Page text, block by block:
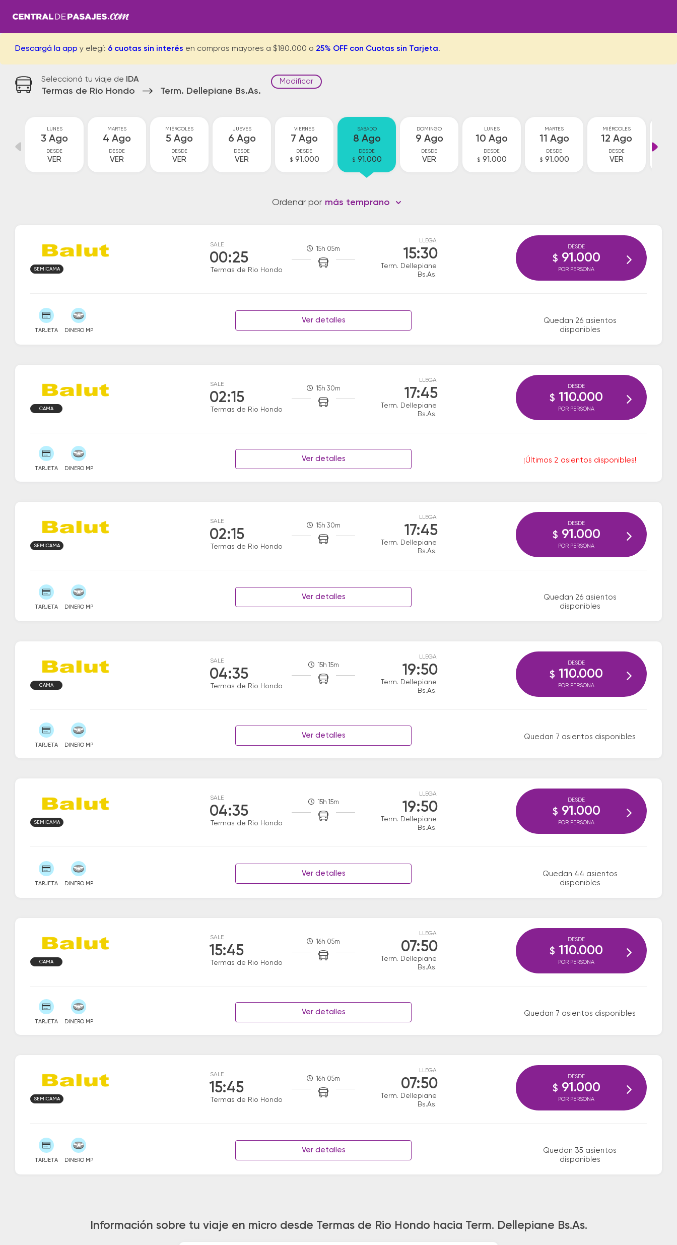
Descargá la app y elegí: 6 cuotas sin interés en compras mayores a $180.000 o 25% OFF con Cuotas sin Tarjeta.
Seleccioná tu viaje de IDA
Termas de Rio Hondo Term. Dellepiane Bs.As.
Modificar
LUNES
3 Ago
DESDE
VER
MARTES
4 Ago
DESDE
VER
MIÉRCOLES
5 Ago
DESDE
VER
JUEVES
6 Ago
DESDE
VER
VIERNES
7 Ago
DESDE
$ 91.000
SABADO
8 Ago
DESDE
$ 91.000
DOMINGO
9 Ago
DESDE
VER
LUNES
10 Ago
DESDE
$ 91.000
MARTES
11 Ago
DESDE
$ 91.000
MIÉRCOLES
12 Ago
DESDE
VER
Ordenar por más temprano
SALE
00:25
Termas de Rio Hondo
15h 05m
LLEGA
15:30
Term. Dellepiane
Bs.As.
SEMICAMA
TARJETA DINERO MP
Ver detalles
Quedan 26 asientos
disponibles
DESDE
$ 91.000
POR PERSONA
SALE
02:15
Termas de Rio Hondo
15h 30m
LLEGA
17:45
Term. Dellepiane
Bs.As.
CAMA
TARJETA DINERO MP
Ver detalles ¡Últimos 2 asientos disponibles!
DESDE
$ 110.000
POR PERSONA
SALE
02:15
Termas de Rio Hondo
15h 30m
LLEGA
17:45
Term. Dellepiane
Bs.As.
SEMICAMA
TARJETA DINERO MP
Ver detalles
Quedan 26 asientos
disponibles
DESDE
$ 91.000
POR PERSONA
SALE
04:35
Termas de Rio Hondo
15h 15m
LLEGA
19:50
Term. Dellepiane
Bs.As.
CAMA
TARJETA DINERO MP
Ver detalles Quedan 7 asientos disponibles
DESDE
$ 110.000
POR PERSONA
SALE
04:35
Termas de Rio Hondo
15h 15m
LLEGA
19:50
Term. Dellepiane
Bs.As.
SEMICAMA
TARJETA DINERO MP
Ver detalles
Quedan 44 asientos
disponibles
DESDE
$ 91.000
POR PERSONA
SALE
15:45
Termas de Rio Hondo
16h 05m
LLEGA
07:50
Term. Dellepiane
Bs.As.
CAMA
TARJETA DINERO MP
Ver detalles Quedan 7 asientos disponibles
DESDE
$ 110.000
POR PERSONA
SALE
15:45
Termas de Rio Hondo
16h 05m
LLEGA
07:50
Term. Dellepiane
Bs.As.
SEMICAMA
TARJETA DINERO MP
Ver detalles
Quedan 35 asientos
disponibles
DESDE
$ 91.000
POR PERSONA
Información sobre tu viaje en micro desde Termas de Rio Hondo hacia Term. Dellepiane Bs.As.